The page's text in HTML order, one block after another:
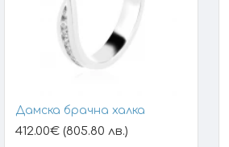
Дамска брачна халка
412.00€ (805.80 лв.)